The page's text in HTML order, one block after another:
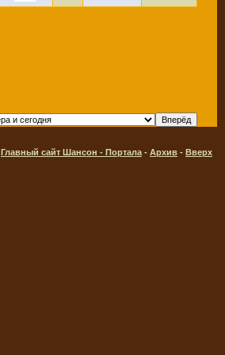
Главный сайт Шансон - Портала - Архив - Вверх